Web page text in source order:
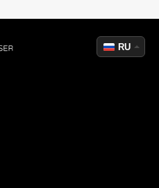
RU